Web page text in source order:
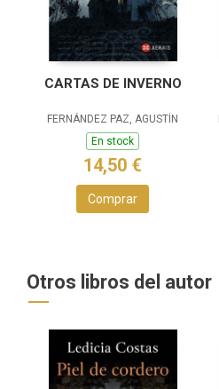
CARTAS DE INVERNO
FERNÁNDEZ PAZ, AGUSTÍN
En stock
14,50 €
Comprar
Otros libros del autor